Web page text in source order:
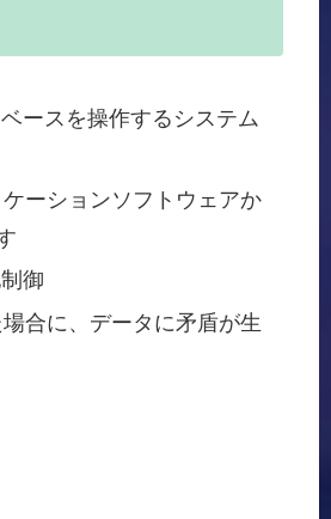
ースを操作するシステム
ーションソフトウェアか
御
合に、データに矛盾が生